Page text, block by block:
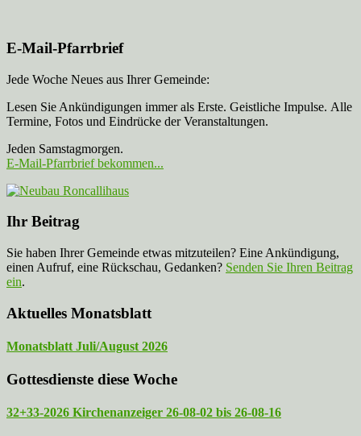
E-Mail-Pfarrbrief
Jede Woche Neues aus Ihrer Gemeinde:
Lesen Sie Ankündigungen immer als Erste. Geistliche Impulse. Alle
Termine, Fotos und Eindrücke der Veranstaltungen.
Jeden Samstagmorgen.
E-Mail-Pfarrbrief bekommen...
Ihr Beitrag
Sie haben Ihrer Gemeinde etwas mitzuteilen? Eine Ankündigung,
einen Aufruf, eine Rückschau, Gedanken? Senden Sie Ihren Beitrag
ein.
Aktuelles Monatsblatt
Monatsblatt Juli/August 2026
Gottesdienste diese Woche
32+33-2026 Kirchenanzeiger 26-08-02 bis 26-08-16